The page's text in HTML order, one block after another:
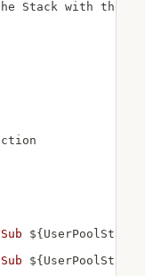
Stack with the
${
${